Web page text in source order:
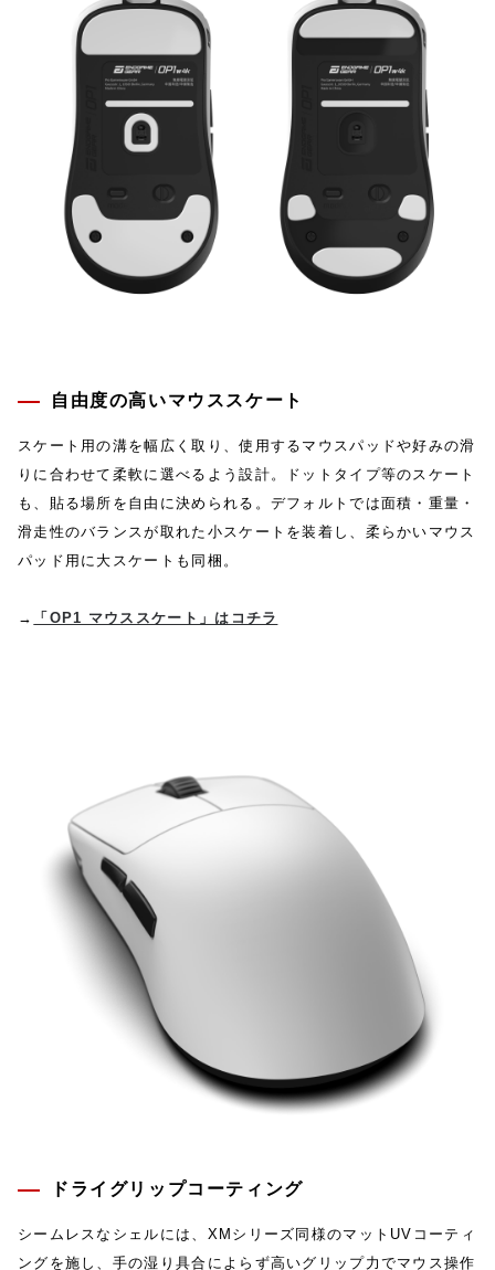
自由度の高いマウススケート
スケート用の溝を幅広く取り、使用するマウスパッドや好みの滑
りに合わせて柔軟に選べるよう設計。ドットタイプ等のスケート
も、貼る場所を自由に決められる。デフォルトでは面積・重量・
滑走性のバランスが取れた小スケートを装着し、柔らかいマウス
パッド用に大スケートも同梱。
→ 「OP1 マウススケート」はコチラ
ドライグリップコーティング
シームレスなシェルには、XMシリーズ同様のマットUVコーティ
ングを施し、手の湿り具合によらず高いグリップ力でマウス操作